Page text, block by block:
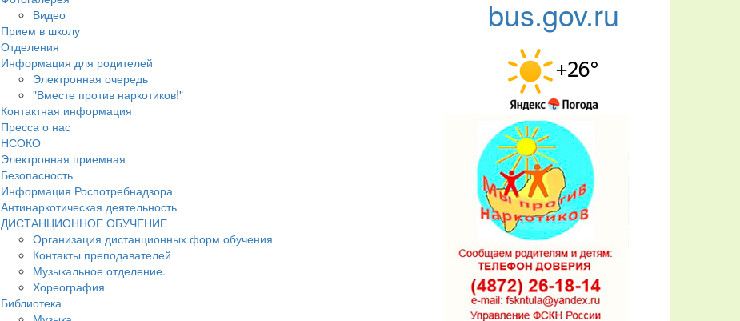
Видео
Прием в школу
Отделения
Информация для родителей
Электронная очередь
"Вместе против наркотиков!"
Контактная информация
Пресса о нас
НСОКО
Электронная приемная
Безопасность
Информация Роспотребнадзора
Антинаркотическая деятельность
ДИСТАНЦИОННОЕ ОБУЧЕНИЕ
Организация дистанционных форм обучения
Контакты преподавателей
Музыкальное отделение.
Хореография
Библиотека
bus.gov.ru